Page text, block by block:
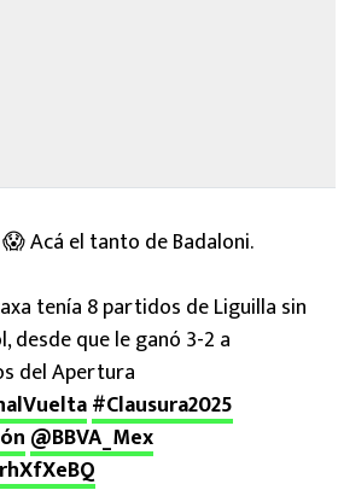
Acá el tanto de Badaloni.
tenía 8 partidos de Liguilla sin
desde que le ganó 3-2 a
del Apertura
#Clausura2025
@BBVA_Mex